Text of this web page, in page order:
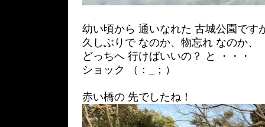
幼い頃から 通いなれた 古城公園です
久しぶりで なのか、物忘れ なのか、
どっちへ 行けばいいの？ と ・・・
ショック （：_；）
赤い橋の 先でしたね！